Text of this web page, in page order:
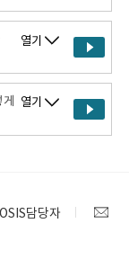
열기
열기
담당자